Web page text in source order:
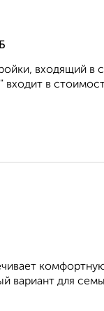
входящий в
в
для